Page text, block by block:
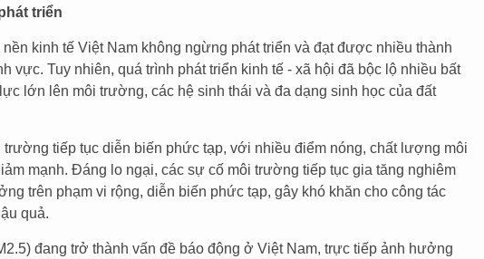
triển
kinh tế Việt Nam không ngừng phát triển và đạt được nhiều thành
vực. Tuy nhiên, quá trình phát triển kinh tế - xã hội đã bộc lộ nhiều bất
lớn lên môi trường, các hệ sinh thái và đa dạng sinh học của đất
trường tiếp tục diễn biến phức tạp, với nhiều điểm nóng, chất lượng môi
mạnh. Đáng lo ngại, các sự cố môi trường tiếp tục gia tăng nghiêm
trên phạm vi rộng, diễn biến phức tạp, gây khó khăn cho công tác
quả.
đang trở thành vấn đề báo động ở Việt Nam, trực tiếp ảnh hưởng